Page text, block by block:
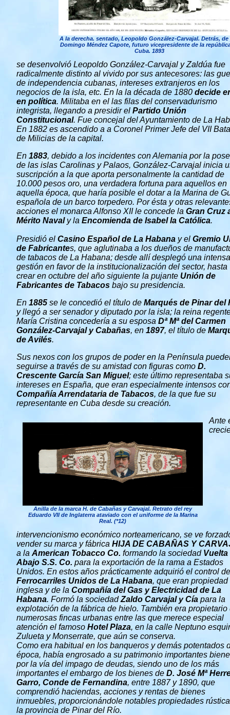
A la derecha. sentado, Leopoldo González-Carvajal. Detrás, de
Domingo Méndez Capote, futuro vicepresidente de la
Cuba. 1893
se desenvolvió Leopoldo González-Carvajal y Zaldúa fue
radicalmente distinto al vivido por sus antecesores: las
de independencia cubanas, intereses extranjeros en los
negocios de la isla, etc. En la la década de 1880 decide
en política. Militaba en el las filas del conservadurismo
integrista, llegando a presidir el Partido Unión
Constitucional. Fue concejal del Ayuntamiento de La
En 1882 es ascendido a a Coronel Primer Jefe del VII
de Milicias de la capital.
En 1883, debido a los incidentes con Alemania por la
de las islas Carolinas y Palaos, González-Carvajal inicia
suscripción a la que aporta personalmente la cantidad de
10.000 pesos oro, una verdadera fortuna para aquellos en
aquella época, que haría posible el dotar a la Marina de
española de un barco torpedero. Por ésta y otras
acciones el monarca Alfonso XII le concede la Gran Cruz
Mérito Navaly la Encomienda de Isabel la Católica.
Presidió el Casino Español de La Habana y el Gremio
de Fabricantes, que aglutinaba a los dueños de
de tabacos de La Habana; desde allí desplegó una intensa
gestión en favor de la institucionalización del sector, hasta
crear en octubre del año siguiente la pujante Unión de
Fabricantes de Tabacos bajo su presidencia.
En 1885 se le concedió el título de Marqués de Pinar del
y llegó a ser senador y diputado por la isla; la reina
María Cristina concedería a su esposa Dª Mª del Carmen
González-Carvajal y Cabañas, en 1897, el título de
de Avilés.
Sus nexos con los grupos de poder en la Península
seguirse a través de su amistad con figuras como D.
Crescente García San Miguel; este último representaba
intereses en España, que eran especialmente intensos
Compañía Arrendataria de Tabacos, de la que fue su
representante en Cuba desde su creación.
Anilla de la marca H. de Cabañas y Carvajal. Retrato del rey
Eduardo VII de Inglaterra ataviado con el uniforme de la Marina
Real. (*12)
Ante
intervencionismo económico norteamericano, se ve
vender su marca y fábrica HIJA DE CABAÑAS Y
a la American Tobacco Co. formando la sociedad Vuelta
Abajo S.S. Co. para la exportación de la rama a Estados
Unidos. En estos años prácticamente adquirió el control
Ferrocarriles Unidos de La Habana, que eran propiedad
inglesa y de la Compañía del Gas y Electricidad de La
Habana. Formó la sociedadZaldo Carvajal y Cía para la
explotación de la fábrica de hielo. También era propietario
numerosas fincas urbanas entre las que merece especial
atención el famoso Hotel Plaza, en la calle Neptuno
Zulueta y Monserrate, que aún se conserva.
Como era habitual en los banqueros y demás potentados
época, había engrosado a su patrimonio importantes
por la vía del impago de deudas, siendo uno de los más
importantes el embargo de los bienes de D. José Mª
Garro, Conde de Fernandina, entre 1887 y 1890, que
comprendió haciendas, acciones y rentas de bienes
inmuebles, proporcionándole notables propiedades
la provincia de Pinar del Río.